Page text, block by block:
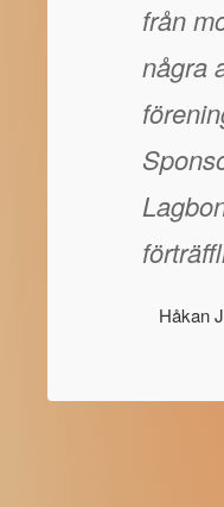
från
några
Håkan